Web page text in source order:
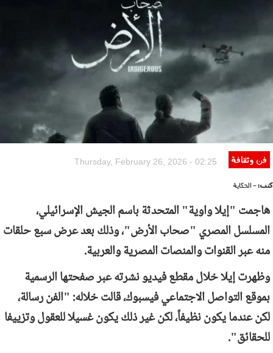
260203.jpg
فن وثقافة Thursday, February 26, 2026 - 02:25
كتب:- الحكاية
هاجمت "إيلا واوية" المتحدثة باسم الجيش الإسرائيلي،
المسلسل المصري "صحاب الأرض"، وذلك بعد عرض سبع حلقات
منه عبر القنوات والمنصات المصرية والعربية.
وظهرت إيلا خلال مقطع فيديو نشرته عبر صفحتها الرسمية
بموقع التواصل الاجتماعي فيسبوك، قالت خلاله: "الفن رسالة،
لكن عندما يكون نظيفاً، لكن غير ذلك يكون غسيلا للعقول وتزييفا
للحقائق".